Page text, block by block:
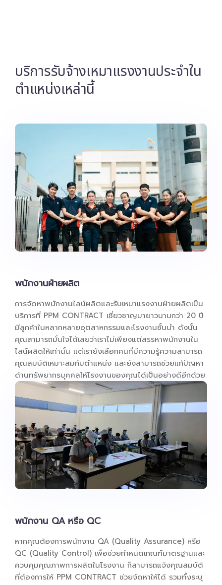
บริการรับจ้างเหมาแรงงานประจำใน
ตำแหน่งเหล่านี้
พนักงานฝ่ายผลิต
การจัดหาพนักงานไลน์ผลิตและรับเหมาแรงงานฝ่ายผลิตเป็น
บริการที่ PPM CONTRACT เชี่ยวชาญมายาวนานกว่า 20 ปี
มีลูกค้าในหลากหลายอุตสาหกรรมและโรงงานชั้นนำ ดังนั้น
คุณสามารถมั่นใจได้เลยว่าเราไม่เพียงแต่สรรหาพนักงานใน
ไลน์ผลิตให้เท่านั้น แต่เรายังเลือกคนที่มีความรู้ความสามารถ
คุณสมบัติเหมาะสมกับตำแหน่ง และยังสามารถช่วยแก้ปัญหา
ด้านทรัพยากรบุคคลให้โรงงานของคุณได้เป็นอย่างดีอีกด้วย
พนักงาน QA หรือ QC
หากคุณต้องการพนักงาน QA (Quality Assurance) หรือ
QC (Quality Control) เพื่อช่วยกำหนดเกณฑ์มาตรฐานและ
ควบคุมคุณภาพการผลิตในโรงงาน ก็สามารถแจ้งคุณสมบัติ
ที่ต้องการให้ PPM CONTRACT ช่วยจัดหาให้ได้ รวมทั้งระบุ